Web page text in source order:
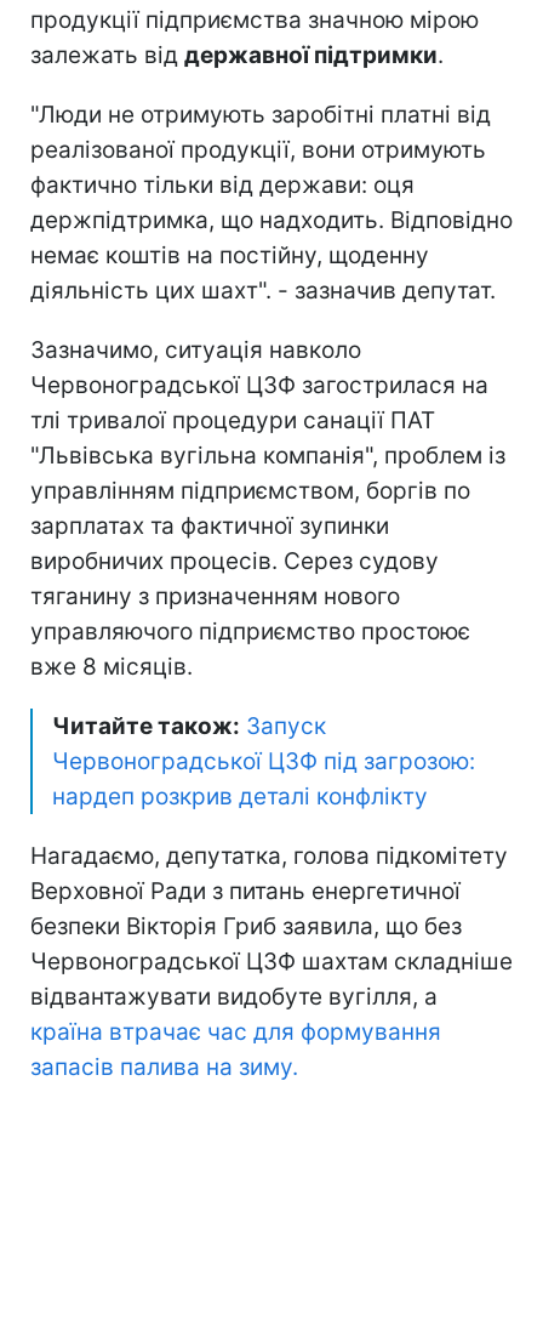
продукції підприємства значною мірою
залежать від державної підтримки.
"Люди не отримують заробітні платні від
реалізованої продукції, вони отримують
фактично тільки від держави: оця
держпідтримка, що надходить. Відповідно
немає коштів на постійну, щоденну
діяльність цих шахт". - зазначив депутат.
Зазначимо, ситуація навколо
Червоноградської ЦЗФ загострилася на
тлі тривалої процедури санації ПАТ
"Львівська вугільна компанія", проблем із
управлінням підприємством, боргів по
зарплатах та фактичної зупинки
виробничих процесів. Серез судову
тяганину з призначенням нового
управляючого підприємство простоює
вже 8 місяців.
Читайте також: Запуск
Червоноградської ЦЗФ під загрозою:
нардеп розкрив деталі конфлікту
Нагадаємо, депутатка, голова підкомітету
Верховної Ради з питань енергетичної
безпеки Вікторія Гриб заявила, що без
Червоноградської ЦЗФ шахтам складніше
відвантажувати видобуте вугілля, а
країна втрачає час для формування
запасів палива на зиму.